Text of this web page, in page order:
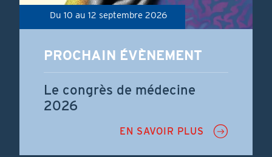
Du 10 au 12 septembre 2026
PROCHAIN ÉVÈNEMENT
Le congrès de médecine
2026
EN SAVOIR PLUS